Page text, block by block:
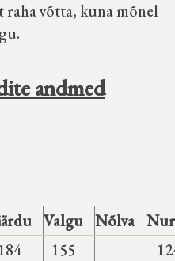
raha võtta, kuna mõnel
andmed
Valgu Nõlva
155